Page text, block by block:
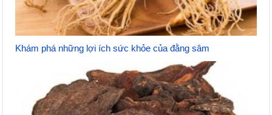
Khám phá những lợi ích sức khỏe của đằng sâm